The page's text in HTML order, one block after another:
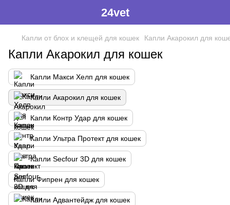
24vet
Капли от блох и клещей для кошек Капли Акарокил для
Капли Акарокил для кошек
Капли Макси Хелп для кошек
Капли Акарокил для кошек
Капли Контр Удар для кошек
Капли Ультра Протект для кошек
Капли Secfour 3D для кошек
Капли Фипрен для кошек
Капли Адвантейдж для кошек